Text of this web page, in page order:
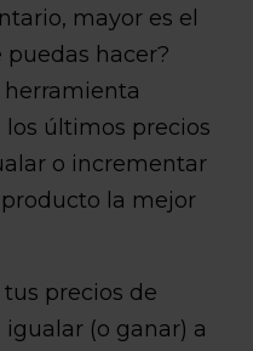
mayor es el
puedas hacer?
últimos precios
o incrementar
la mejor
precios de
(o ganar) a